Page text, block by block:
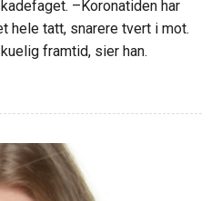
–Koronatiden har
hele tatt, snarere tvert i mot.
framtid, sier han.